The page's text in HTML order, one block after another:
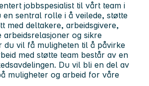
jobbspesialist til vårt team i
en sentral rolle i å veilede, støtte
med deltakere, arbeidsgivere,
og sikre
vil få muligheten til å påvirke
med støtte team består av en
Du vil bli en del av
muligheter og arbeid for våre